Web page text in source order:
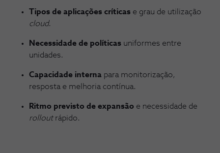
Tipos de aplicações críticas e grau de utilização
cloud.
Necessidade de políticas uniformes entre
unidades.
Capacidade interna para monitorização,
resposta e melhoria contínua.
Ritmo previsto de expansão e necessidade de
rolloutrápido.